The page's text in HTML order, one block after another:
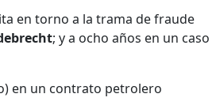
en torno a la trama de fraude
; y a ocho años en un caso
en un contrato petrolero